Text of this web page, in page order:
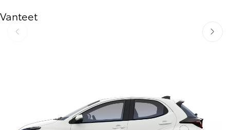
Vanteet
Edellinen Seuraava